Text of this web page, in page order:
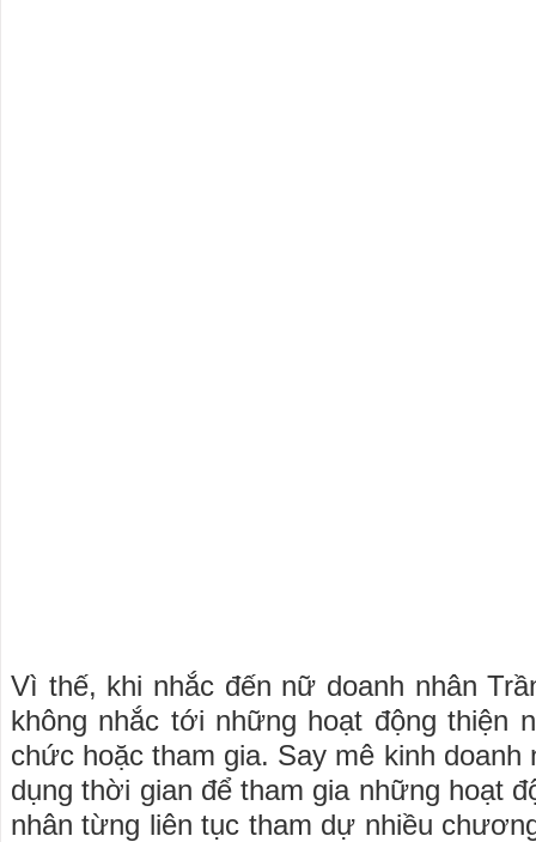
Vì thế, khi nhắc đến nữ doanh nhân
không nhắc tới những hoạt động thiện
chức hoặc tham gia. Say mê kinh doanh
dụng thời gian để tham gia những hoạt
nhân từng liên tục tham dự nhiều